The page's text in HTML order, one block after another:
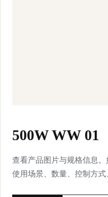
500W WW 01
查看产品图片与规格信息
使用场景、数量、控制方式